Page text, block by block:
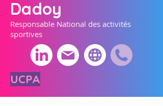
Dadoy
Responsable National des activités
sportives
UCPA